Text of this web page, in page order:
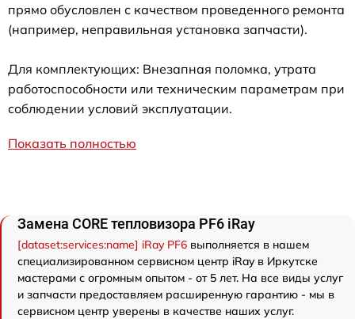
прямо обусловлен с качеством проведенного ремонта
(например, неправильная установка запчасти).
Для комплектующих: Внезапная поломка, утрата
работоспособности или техническим параметрам при
соблюдении условий эксплуатации.
Показать полностью
Замена CORE тепловизора PF6 iRay
[dataset:services:name] iRay PF6 выполняется в нашем
специализированном сервисном центр iRay в Иркутске
мастерами с огромным опытом - от 5 лет. На все виды услуг
и запчасти предоставляем расширенную гарантию - мы в
сервисном центр уверены в качестве наших услуг.